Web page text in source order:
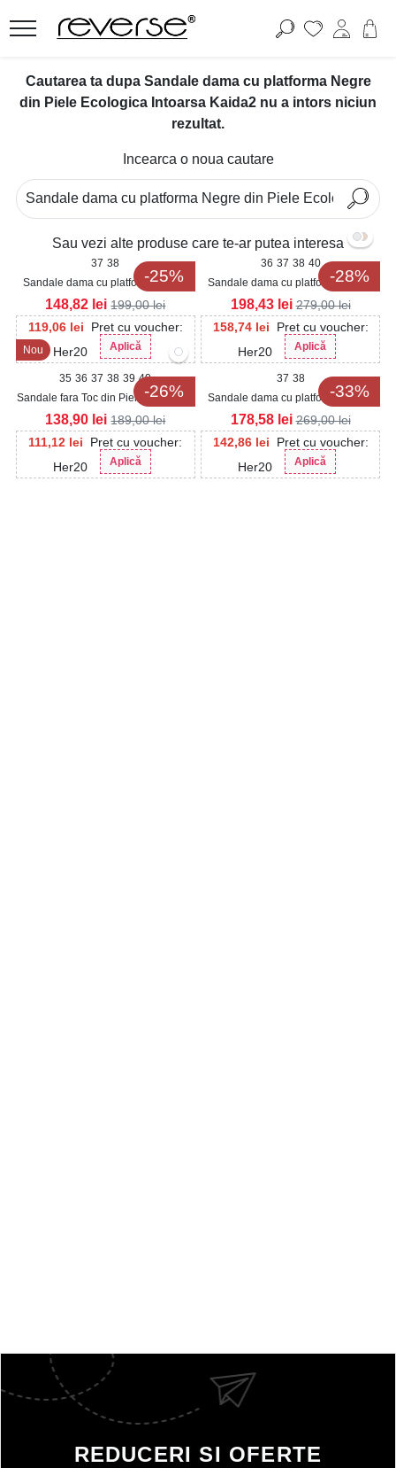
Cautarea ta dupa Sandale dama cu platforma Negre
din Piele Ecologica Intoarsa Kaida2 nu a intors niciun
rezultat.
Incearca o noua cautare
Sau vezi alte produse care te-ar putea interesa
-25%
37 38
Sandale dama cu platforma Negre
din Piele Ecologica Intoarsa Oaklin2
119,06 lei
Pret cu voucher:
Her20
Aplică
148,82 lei 199,00lei
-28%
36 37 38 40
Sandale dama cu platforma Negre
din Piele Ecologica Intoarsa Karya
158,74 lei
Pret cu voucher:
Her20
Aplică
198,43 lei 279,00lei
Nou
-26%
35 36 37 38 39 40
Sandale fara Toc din Piele Ecologica
Intoarsa dama Negre Kacia
111,12 lei
Pret cu voucher:
Her20
Aplică
138,90 lei 189,00lei
-33%
37 38
Sandale dama cu platforma Negre
din Piele Ecologica Intoarsa Haryn
142,86 lei
Pret cu voucher:
Her20
Aplică
178,58 lei 269,00lei
REDUCERI SI OFERTE